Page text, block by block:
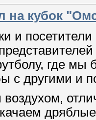
на кубок
и
где мы
с другими и